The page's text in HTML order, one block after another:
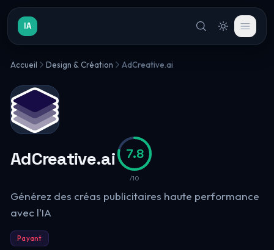
IA
Accueil Design & Création AdCreative.ai
AdCreative.ai 7.8
/10
Générez des créas publicitaires haute performance
avec l'IA
Payant